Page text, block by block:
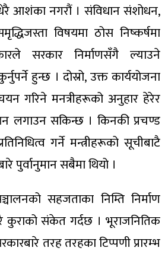
आशंका नगरौं । संविधान संशोधन,
विषयमा ठोस निष्कर्षमा
सरकार निर्माणसँगै ल्याउने
हुन्छ । दोस्रो, उक्त कार्ययोजना
गरिने मनत्रीहरूको अनुहार हेरेर
लगाउन सकिन्छ । किनकी प्रचण्ड
गर्ने मन्त्रीहरूको सूचीबाटै
पुर्वानुमान सबैमा थियो ।
सहजताका निम्ति निर्माण
कुराको संकेत गर्दछ । भूराजनितिक
तरह तरहका टिप्पणी प्रारम्भ